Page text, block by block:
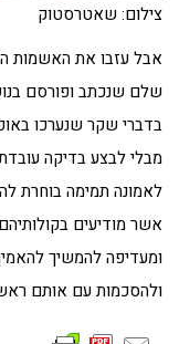
צילום: שאטרסטוק
אבל עזבו את האשמות
שלם שנכתב ופורסם
בדברי שקר שנערכו
מבלי לבצע בדיקה
לאמונה תמימה בוחרת
אשר מודיעים
ומעדיפה להמשיך
ולהסכמות עם אותם